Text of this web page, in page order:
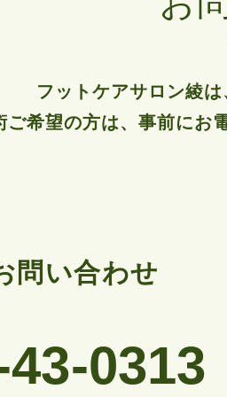
フットケアサロン綾は
ご希望の方は、事前にお
問い合わせ
0313